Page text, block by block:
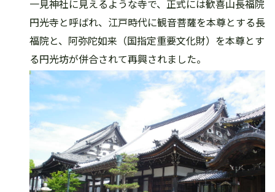
一見神社に見えるような寺で、正式には歓喜山長福院
円光寺と呼ばれ、江戸時代に観音菩薩を本尊とする長
福院と、阿弥陀如来（国指定重要文化財）を本尊とす
る円光坊が併合されて再興されました。